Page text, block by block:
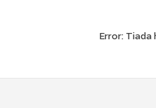
Error: Tiada